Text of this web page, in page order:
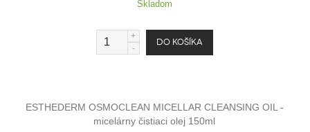
Skladom
ESTHEDERM OSMOCLEAN MICELLAR CLEANSING OIL -
micelárny čistiaci olej 150ml